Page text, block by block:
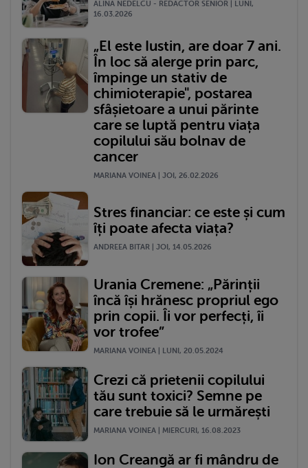
ALINA NEDELCU - REDACTOR SENIOR | LUNI,
16.03.2026
„El este Iustin, are doar 7 ani.
În loc să alerge prin parc,
împinge un stativ de
chimioterapie", postarea
sfâșietoare a unui părinte
care se luptă pentru viața
copilului său bolnav de
cancer
MARIANA VOINEA | JOI, 26.02.2026
Stres financiar: ce este și cum
îți poate afecta viața?
ANDREEA BITAR | JOI, 14.05.2026
Urania Cremene: „Părinții
încă își hrănesc propriul ego
prin copii. Îi vor perfecți, îi
vor trofee”
MARIANA VOINEA | LUNI, 20.05.2024
Crezi că prietenii copilului
tău sunt toxici? Semne pe
care trebuie să le urmărești
MARIANA VOINEA | MIERCURI, 16.08.2023
Ion Creangă ar fi mândru de